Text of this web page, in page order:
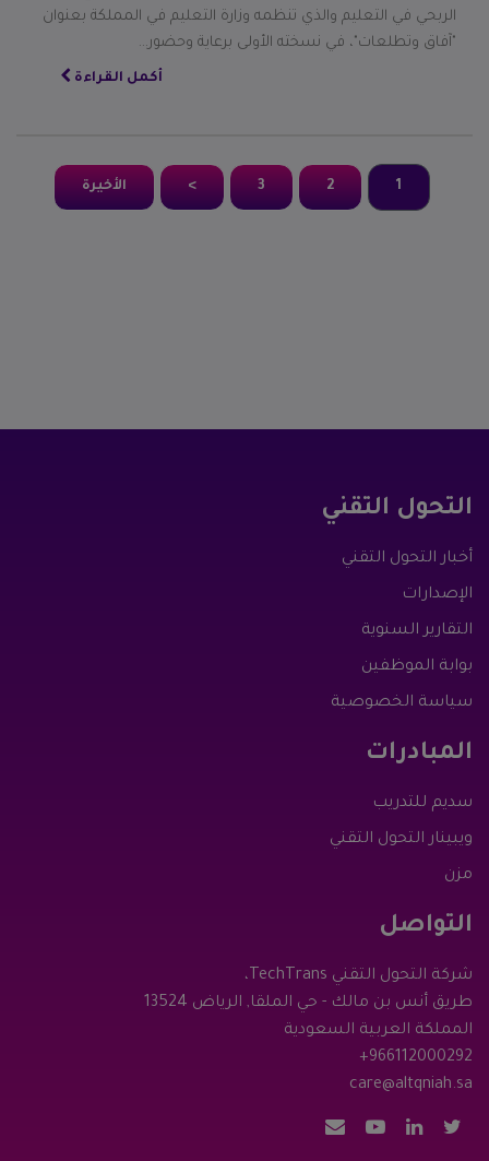
الربحي في التعليم والذي تنظمه وزارة التعليم في المملكة بعنوان
"آفاق وتطلعات"، في نسخته الأولى برعاية وحضور…
أكمل القراءة
1
2
3
> الأخيرة
التحول التقني
أخبار التحول التقني
الإصدارات
التقارير السنوية
بوابة الموظفين
سياسة الخصوصية
المبادرات
سديم للتدريب
ويبينار التحول التقني
مزن
التواصل
شركة التحول التقني TechTrans،
طريق أنس بن مالك - حي الملقا, الرياض 13524
المملكة العربية السعودية
+966112000292
care@altqniah.sa